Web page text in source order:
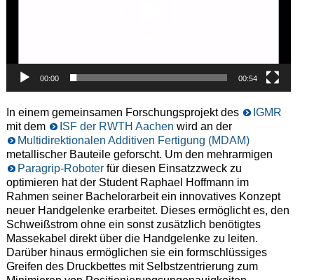
00:00 00:54
In einem gemeinsamen Forschungsprojekt des
IGMR
mit dem
ISF der RWTH Aachen wird an der
Multidirektionalen Additiven Fertigung (MDAM)
metallischer Bauteile geforscht. Um den mehrarmigen
Paragrip-Roboterfür diesen Einsatzzweck zu
optimieren hat der Student Raphael Hoffmann im
Rahmen seiner Bachelorarbeit ein innovatives Konzept
neuer Handgelenke erarbeitet. Dieses ermöglicht es, den
Schweißstrom ohne ein sonst zusätzlich benötigtes
Massekabel direkt über die Handgelenke zu leiten.
Darüber hinaus ermöglichen sie ein formschlüssiges
Greifen des Druckbettes mit Selbstzentrierung zum